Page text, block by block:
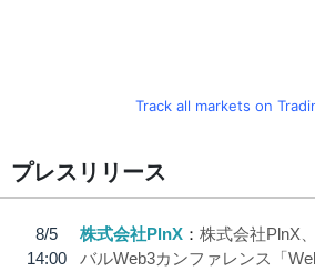
Track all markets on
プレスリリース
8/5
14:00
株式会社PlnX
株式会社PlnX
バルWeb3カンファレンス「